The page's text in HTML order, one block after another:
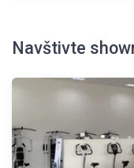
Navštivte